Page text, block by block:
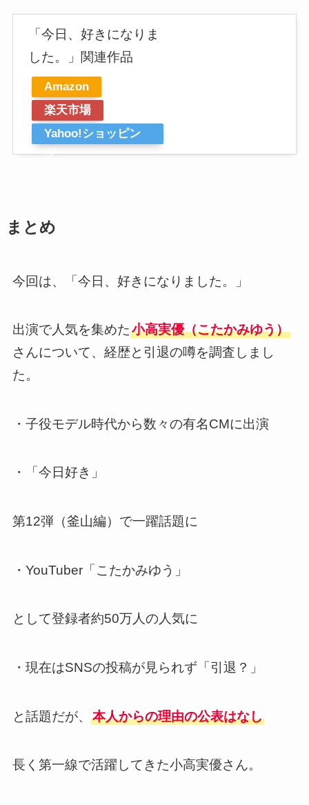
「今日、好きになりま
した。」関連作品
Amazon
楽天市場
Yahoo!ショッピン
グ
まとめ
今回は、「今日、好きになりました。」
出演で人気を集めた小高実優（こたかみゆう）
さんについて、経歴と引退の噂を調査しまし
た。
・子役モデル時代から数々の有名CMに出演
・「今日好き」
第12弾（釜山編）で一躍話題に
・YouTuber「こたかみゆう」
として登録者約50万人の人気に
・現在はSNSの投稿が見られず「引退？」
と話題だが、 本人からの理由の公表はなし
長く第一線で活躍してきた小高実優さん。